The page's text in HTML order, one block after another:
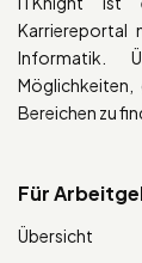
Karriereportal
Informatik.
Möglichkeiten,
Bereichen zu
Für
Übersicht